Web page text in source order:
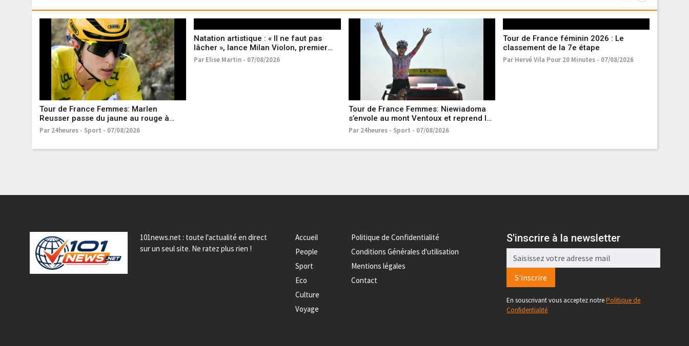
Tour de France Femmes: Marlen
Reusser passe du jaune au rouge à
cause de sa rivale
Par 24heures - Sport - 07/08/2026
Natation artistique : « Il ne faut pas
lâcher », lance Milan Violon, premier
homme sélectionné de l’équipe de
Par Elise Martin - 07/08/2026
Tour de France Femmes: Niewiadoma
s’envole au mont Ventoux et reprend le
maillot jaune
Par 24heures - Sport - 07/08/2026
Tour de France féminin 2026 : Le
classement de la 7e étape
Par Hervé Vila Pour 20 Minutes - 07/08/2026
101news.net : toute l'actualité en direct
sur un seul site. Ne ratez plus rien !
Accueil
People
Sport
Eco
Culture
Voyage
Politique de Confidentialité
Conditions Générales d'utilisation
Mentions légales
Contact
S'inscrire à la newsletter
S'inscrire
En souscrivant vous acceptez notrePolitique de
Confidentialité